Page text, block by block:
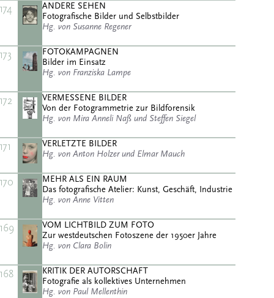
174
ANDERE SEHEN
Fotografische Bilder und Selbstbilder
Hg. von Susanne Regener
173
FOTOKAMPAGNEN
Bilder im Einsatz
Hg. von Franziska Lampe
172
VERMESSENE BILDER
Von der Fotogrammetrie zur Bildforensik
Hg. von Mira Anneli Naß und Steffen Siegel
171
VERLETZTE BILDER
Hg. von Anton Holzer und Elmar Mauch
170
MEHR ALS EIN RAUM
Das fotografische Atelier: Kunst, Geschäft, Industrie
Hg. von Anne Vitten
169
VOM LICHTBILD ZUM FOTO
Zur westdeutschen Fotoszene der 1950er Jahre
Hg. von Clara Bolin
168
KRITIK DER AUTORSCHAFT
Fotografie als kollektives Unternehmen
Hg. von Paul Mellenthin